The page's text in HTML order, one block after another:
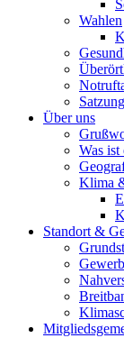
Wahlen
Über uns
Was ist
Klima
Standort &